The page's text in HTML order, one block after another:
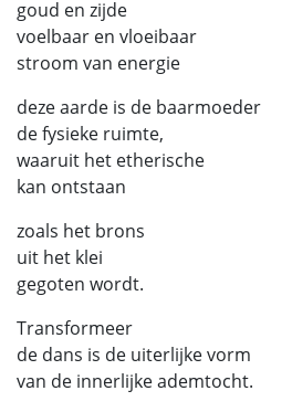
goud en zijde
voelbaar en vloeibaar
stroom van energie
deze aarde is de baarmoeder
de fysieke ruimte,
waaruit het etherische
kan ontstaan
zoals het brons
uit het klei
gegoten wordt.
Transformeer
de dans is de uiterlijke vorm
van de innerlijke ademtocht.